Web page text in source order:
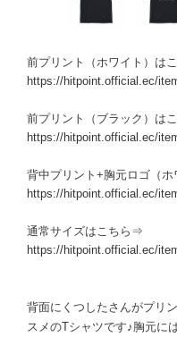
前プリント（ホワイト）は
https://hitpoint.official.ec/
前プリント（ブラック）は
https://hitpoint.official.ec/
背中プリント+胸元ロゴ（
https://hitpoint.official.ec/
通常サイズはこちら⇒
https://hitpoint.official.ec/
背面にくつしたさんがプリ
スメのTシャツです♪胸元に